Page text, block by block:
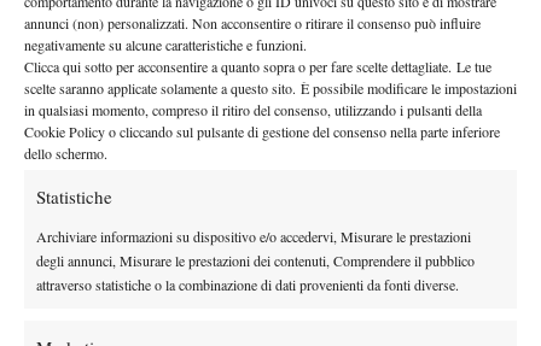
annunci (non) personalizzati. Non acconsentire o ritirare il consenso può influire
negativamente su alcune caratteristiche e funzioni.
Clicca qui sotto per acconsentire a quanto sopra o per fare scelte dettagliate. Le tue
scelte saranno applicate solamente a questo sito. È possibile modificare le impostazioni
in qualsiasi momento, compreso il ritiro del consenso, utilizzando i pulsanti della
Cookie Policy o cliccando sul pulsante di gestione del consenso nella parte inferiore
dello schermo.
Statistiche
Archiviare informazioni su dispositivo e/o accedervi, Misurare le prestazioni
degli annunci, Misurare le prestazioni dei contenuti, Comprendere il pubblico
attraverso statistiche o la combinazione di dati provenienti da fonti diverse.
mentre De Minaur salva palle break su palle nuove, arrivando a
cancellarne dieci in totale. Ma all’11ª palla break del set
sull’ennesimo scambio tiratissimo, l’azzurro trova finalmente il
varco giusto e piazza il break decisivo per il6-5. È ilturning
pointperché con il servizio a disposizione, Sinner chiude7-
5
altissima intensità.
L’inizio del secondo set è tutto di Sinner, che parte fortissimo:
conquista subitotre palle break consecutivee va avanti 1-0 con
uno splendido passante di rovescio lungolinea che fa esultare